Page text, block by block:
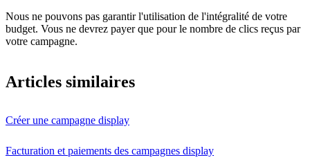
Nous ne pouvons pas garantir l'utilisation de l'intégralité de votre
budget. Vous ne devrez payer que pour le nombre de clics reçus par
votre campagne.
Articles similaires
Créer une campagne display
Facturation et paiements des campagnes display